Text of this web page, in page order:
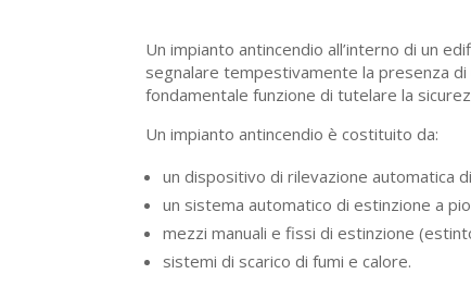
Un impianto antincendio all’interno di un
segnalare tempestivamente la presenza di
fondamentale funzione di tutelare la
Un impianto antincendio è costituito da:
un dispositivo di rilevazione automatica
un sistema automatico di estinzione a
mezzi manuali e fissi di estinzione
sistemi di scarico di fumi e calore.